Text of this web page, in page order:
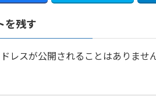
を残す
レスが公開されることはありませ